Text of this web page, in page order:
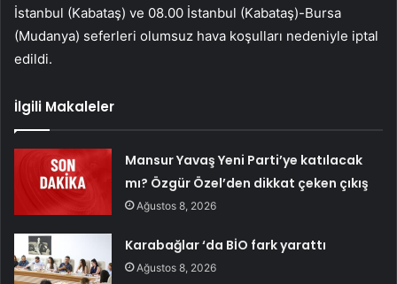
İstanbul (Kabataş) ve 08.00 İstanbul (Kabataş)-Bursa
(Mudanya) seferleri olumsuz hava koşulları nedeniyle iptal
edildi.
İlgili Makaleler
Mansur Yavaş Yeni Parti’ye katılacak
mı? Özgür Özel’den dikkat çeken çıkış
Ağustos 8, 2026
Karabağlar ‘da BİO fark yarattı
Ağustos 8, 2026